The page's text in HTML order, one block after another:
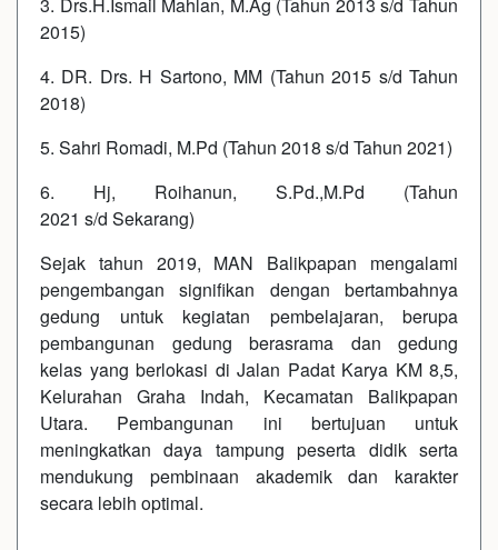
2015)
4. DR. Drs. H Sartono, MM (Tahun 2015 s/d Tahun
2018)
5. Sahri Romadi, M.Pd (Tahun 2018 s/d Tahun 2021)
6. Hj, Roihanun, S.Pd.,M.Pd (Tahun
2021 s/d Sekarang)
Sejak tahun 2019, MAN Balikpapan mengalami
pengembangan signifikan dengan bertambahnya
gedung untuk kegiatan pembelajaran, berupa
pembangunan gedung berasrama dan gedung
kelas yang berlokasi di Jalan Padat Karya KM 8,5,
Kelurahan Graha Indah, Kecamatan Balikpapan
Utara. Pembangunan ini bertujuan untuk
meningkatkan daya tampung peserta didik serta
mendukung pembinaan akademik dan karakter
secara lebih optimal.